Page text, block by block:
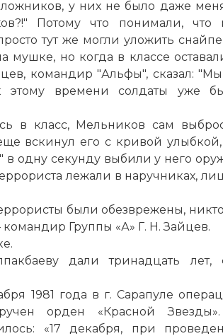
у них не было даже
Потому что понимали, что
тут же могли уложить
мушке, но когда в классе
командир "Альфы", сказал:
этому времени солдаты уже
в класс, Мельников сам
вскинул его с кривой
в одну секунду выбили у него
лежали в наручниках,
были обезврежены,
Группы «А» Г. Н. Зайцев.
дали три­над­цать лет,
1981 года в г. Сарапуле
орден «Красной
«17 декабря, при